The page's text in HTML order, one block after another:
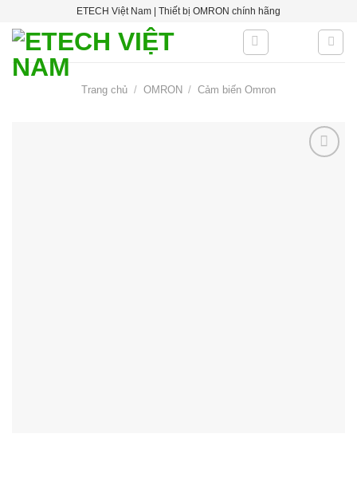
content
ETECH Việt Nam | Thiết bị OMRON chính hãng
Trang chủ / OMRON / Cảm biến Omron